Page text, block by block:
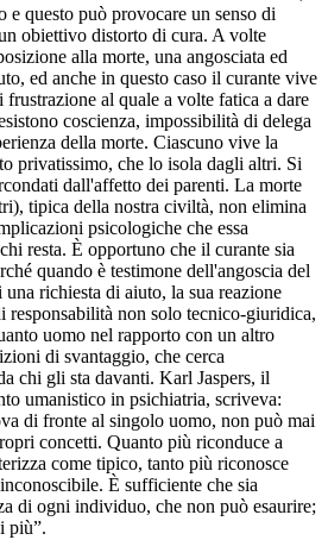
e questo può provocare un senso di
obiettivo distorto di cura. A volte
alla morte, una angosciata ed
ed anche in questo caso il curante vive
frustrazione al quale a volte fatica a dare
coscienza, impossibilità di delega
della morte. Ciascuno vive la
privatissimo, che lo isola dagli altri. Si
dall'affetto dei parenti. La morte
tipica della nostra civiltà, non elimina
psicologiche che essa
resta. È opportuno che il curante sia
quando è testimone dell'angoscia del
richiesta di aiuto, la sua reazione
responsabilità non solo tecnico-giuridica,
uomo nel rapporto con un altro
di svantaggio, che cerca
chi gli sta davanti. Karl Jaspers, il
umanistico in psichiatria, scriveva:
di fronte al singolo uomo, non può mai
concetti. Quanto più riconduce a
come tipico, tanto più riconosce
È sufficiente che sia
di ogni individuo, che non può esaurire;
più”.